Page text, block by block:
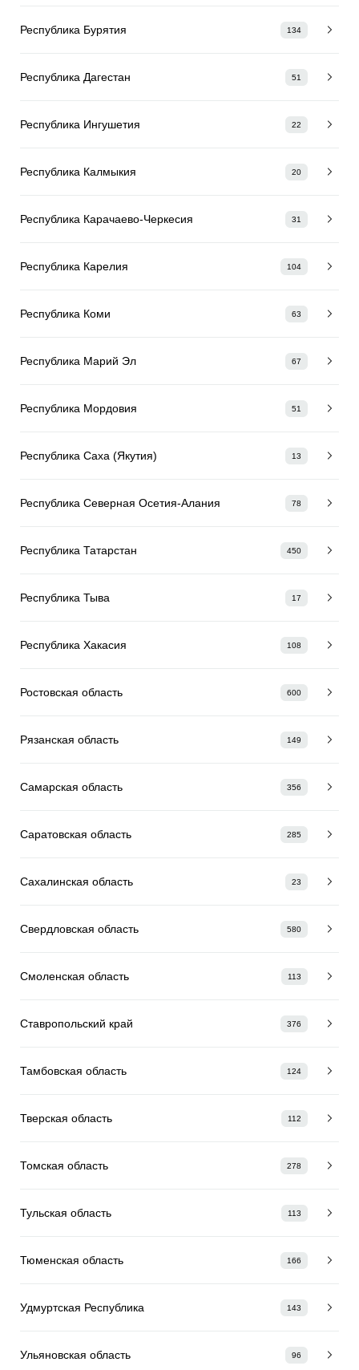
Республика Бурятия 134
Республика Дагестан 51
Республика Ингушетия 22
Республика Калмыкия 20
Республика Карачаево-Черкесия 31
Республика Карелия 104
Республика Коми 63
Республика Марий Эл 67
Республика Мордовия 51
Республика Саха (Якутия) 13
Республика Северная Осетия-Алания 78
Республика Татарстан 450
Республика Тыва 17
Республика Хакасия 108
Ростовская область 600
Рязанская область 149
Самарская область 356
Саратовская область 285
Сахалинская область 23
Свердловская область 580
Смоленская область 113
Ставропольский край 376
Тамбовская область 124
Тверская область 112
Томская область 278
Тульская область 113
Тюменская область 166
Удмуртская Республика 143
Ульяновская область 96